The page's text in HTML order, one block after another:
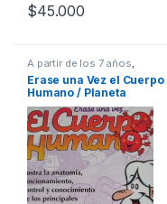
$45.000
A partir de los 7 años,
Animados Ciencias
Cultura Para Niños ,
Educación y Pedagogía
Erase una Vez el Cuerpo
Humano / Planeta